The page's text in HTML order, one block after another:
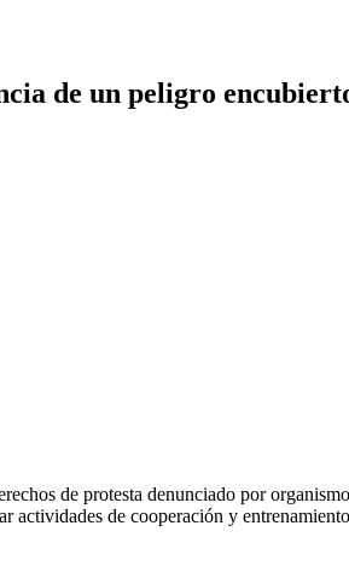
de un peligro
de protesta denunciado por
de cooperación y